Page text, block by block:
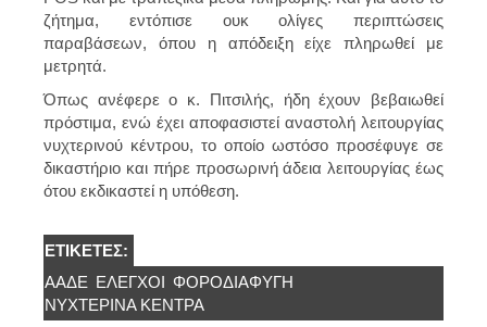
ζήτημα, εντόπισε ουκ ολίγες περιπτώσεις
παραβάσεων, όπου η απόδειξη είχε πληρωθεί με
μετρητά.
Όπως ανέφερε ο κ. Πιτσιλής, ήδη έχουν βεβαιωθεί
πρόστιμα, ενώ έχει αποφασιστεί αναστολή λειτουργίας
νυχτερινού κέντρου, το οποίο ωστόσο προσέφυγε σε
δικαστήριο και πήρε προσωρινή άδεια λειτουργίας έως
ότου εκδικαστεί η υπόθεση.
ΕΤΙΚΈΤΕΣ:
ΑΑΔΕ ΈΛΕΓΧΟΙ ΦΟΡΟΔΙΑΦΥΓΉ
ΝΥΧΤΕΡΙΝΆ ΚΈΝΤΡΑ